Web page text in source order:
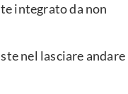
integrato da non
nel lasciare andare